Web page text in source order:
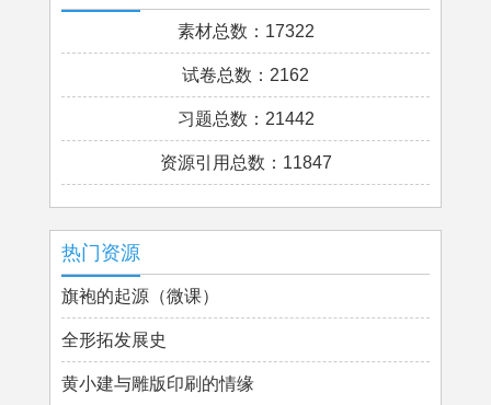
素材总数：17322
试卷总数：2162
习题总数：21442
资源引用总数：11847
热门资源
旗袍的起源（微课）
全形拓发展史
黄小建与雕版印刷的情缘